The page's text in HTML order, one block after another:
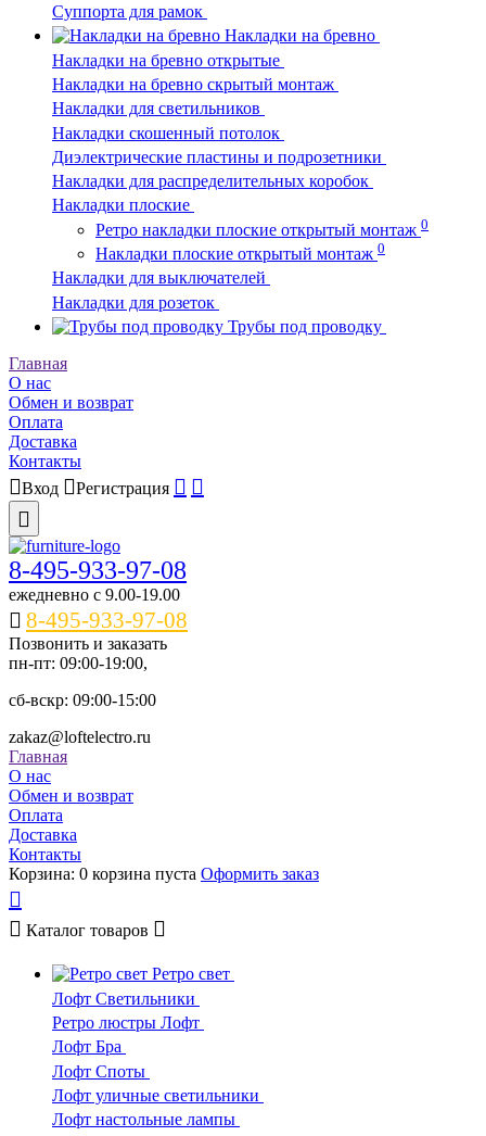
Суппорта для рамок
Накладки на бревно
Накладки на бревно открытые
Накладки на бревно скрытый монтаж
Накладки для светильников
Накладки скошенный потолок
Диэлектрические пластины и подрозетники
Накладки для распределительных коробок
Накладки плоские
Ретро накладки плоские открытый монтаж 0
Накладки плоские открытый монтаж 0
Накладки для выключателей
Накладки для розеток
Трубы под проводку
Главная
О нас
Обмен и возврат
Оплата
Доставка
Контакты
Вход
Регистрация
8-495-933-97-08
ежедневно c 9.00-19.00
8-495-933-97-08
Позвонить и заказать
пн-пт: 09:00-19:00,
сб-вскр: 09:00-15:00
zakaz@loftelectro.ru
Главная
О нас
Обмен и возврат
Оплата
Доставка
Контакты
Корзина: 0 корзина пуста Оформить заказ
Каталог товаров
Ретро свет
Лофт Светильники
Ретро люстры Лофт
Лофт Бра
Лофт Споты
Лофт уличные светильники
Лофт настольные лампы